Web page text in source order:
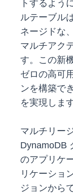
トするよう
ルテーブル
ネージドな
マルチアク
す。この新
ゼロの高可
ンを構築で
を実現します
マルチリー
DynamoDB
のアプリケ
リケーショ
ジョンから